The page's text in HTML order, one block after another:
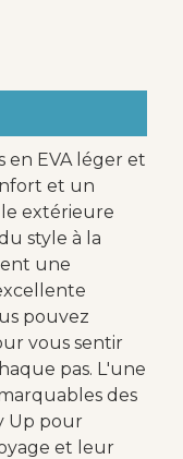
en EVA léger et
et un
extérieure
style à la
une
pouvez
vous sentir
pas. L'une
des
Up pour
et leur